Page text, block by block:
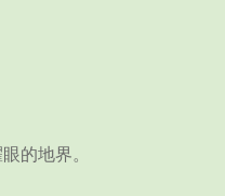
的地界。